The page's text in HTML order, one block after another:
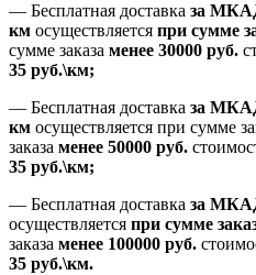
— Бесплатная доставка за
км осуществляется при сумме
сумме заказа менее 30000 руб.
35 руб.\км;
— Бесплатная доставка за
км осуществляется при сумме
заказа менее 50000 руб.
35 руб.\км;
— Бесплатная доставка за
осуществляется при сумме
заказа менее 100000 руб.
35 руб.\км.